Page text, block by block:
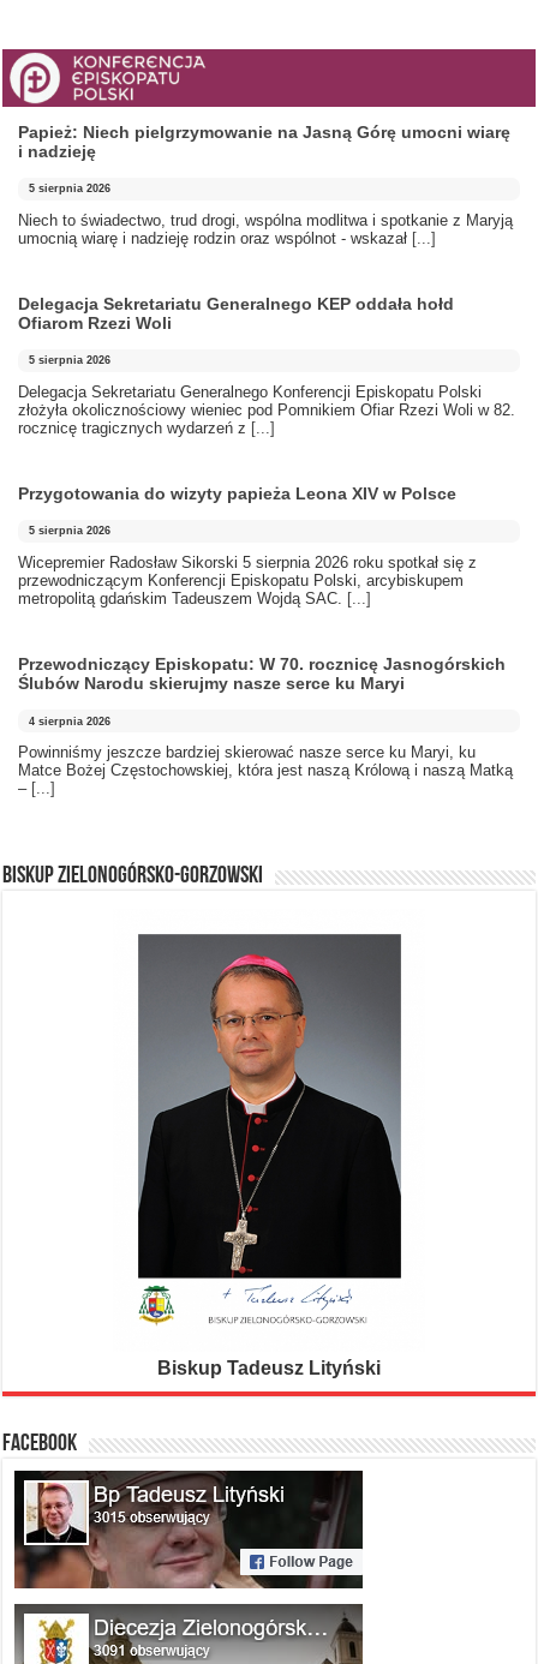
Papież: Niech pielgrzymowanie na Jasną Górę umocni wiarę
i nadzieję
5 sierpnia 2026
Niech to świadectwo, trud drogi, wspólna modlitwa i spotkanie z Maryją
umocnią wiarę i nadzieję rodzin oraz wspólnot - wskazał [...]
Delegacja Sekretariatu Generalnego KEP oddała hołd
Ofiarom Rzezi Woli
5 sierpnia 2026
Delegacja Sekretariatu Generalnego Konferencji Episkopatu Polski
złożyła okolicznościowy wieniec pod Pomnikiem Ofiar Rzezi Woli w 82.
rocznicę tragicznych wydarzeń z [...]
Przygotowania do wizyty papieża Leona XIV w Polsce
5 sierpnia 2026
Wicepremier Radosław Sikorski 5 sierpnia 2026 roku spotkał się z
przewodniczącym Konferencji Episkopatu Polski, arcybiskupem
metropolitą gdańskim Tadeuszem Wojdą SAC. [...]
Przewodniczący Episkopatu: W 70. rocznicę Jasnogórskich
Ślubów Narodu skierujmy nasze serce ku Maryi
4 sierpnia 2026
Powinniśmy jeszcze bardziej skierować nasze serce ku Maryi, ku
Matce Bożej Częstochowskiej, która jest naszą Królową i naszą Matką
– [...]
BISKUP ZIELONOGÓRSKO-GORZOWSKI
Biskup Tadeusz Lityński
FACEBOOK